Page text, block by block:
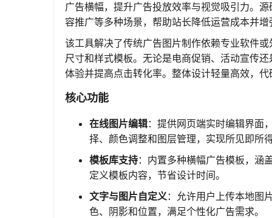
广告横幅，提升广告投放效率与视觉吸引力。
容推广等多种场景，帮助站长降低运营成本并
该工具解决了传统广告图片制作依赖专业软件
尺寸和样式模板。无论是电商促销、活动宣传
体验并提高点击转化率。整体设计轻量高效，
核心功能
在线图片编辑：提供网页端实时编辑界面
择、颜色调整和图层管理，实现所见即所
模板库支持：内置多种横幅广告模板，涵
定义模板内容，节省设计时间。
文字与图片自定义：允许用户上传本地图
色、阴影和位置，满足个性化广告需求。